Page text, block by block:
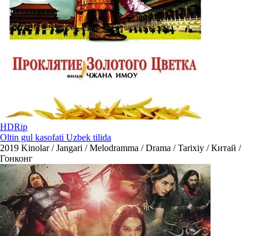
HDRip
Oltin gul kasofati Uzbek tilida
2019 Kinolar / Jangari / Melodramma / Drama / Tarixiy / Китай /
Гонконг